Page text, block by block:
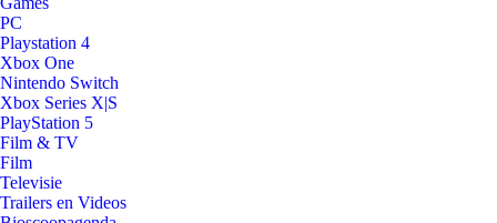
PC
Playstation 4
Xbox One
Nintendo Switch
Xbox Series X|S
PlayStation 5
Film & TV
Film
Televisie
Trailers en Videos